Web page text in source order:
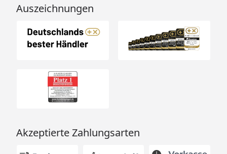
Auszeichnungen
Akzeptierte Zahlungsarten